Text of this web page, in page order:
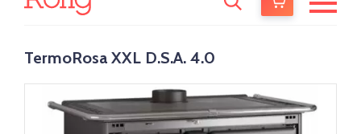
TermoRosa XXL D.S.A. 4.0